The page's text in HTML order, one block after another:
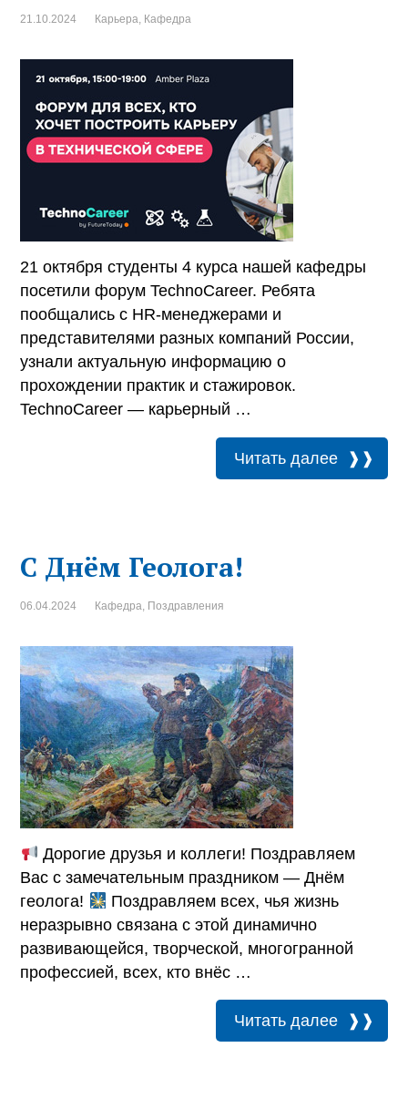
21.10.2024 Карьера, Кафедра
21 октября студенты 4 курса нашей кафедры
посетили форум TechnoCareer. Ребята
пообщались с HR-менеджерами и
представителями разных компаний России,
узнали актуальную информацию о
прохождении практик и стажировок.
TechnoCareer — карьерный …
Читать далее
С Днём Геолога!
06.04.2024 Кафедра, Поздравления
Дорогие друзья и коллеги! Поздравляем
Вас с замечательным праздником — Днём
геолога!
Поздравляем всех, чья жизнь
неразрывно связана с этой динамично
развивающейся, творческой, многогранной
профессией, всех, кто внёс …
Читать далее